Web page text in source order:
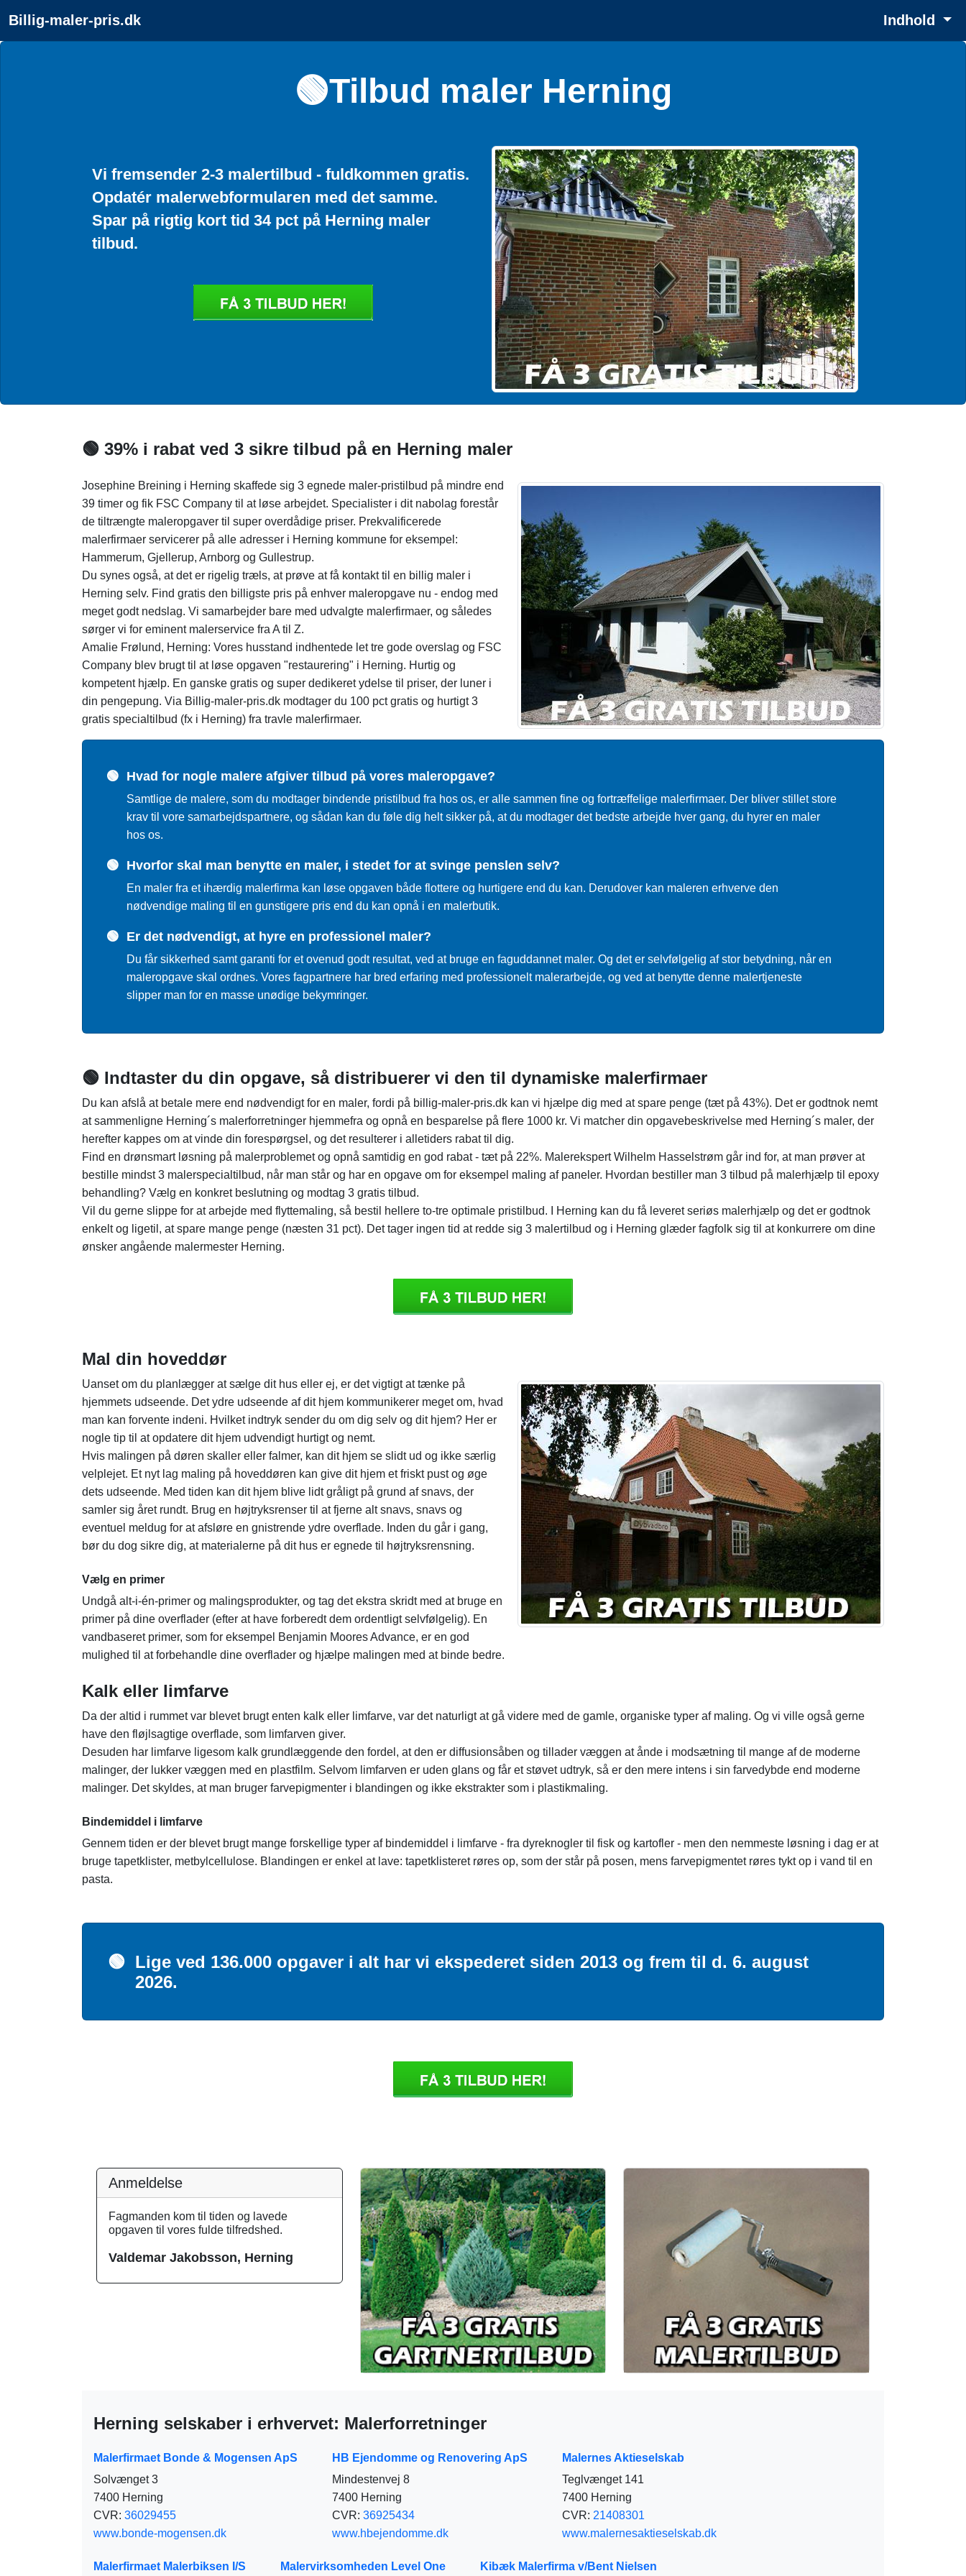
Billig-maler-pris.dk Indhold
🟢Tilbud maler Herning
Vi fremsender 2-3 malertilbud - fuldkommen gratis.
Opdatér malerwebformularen med det samme.
Spar på rigtig kort tid 34 pct på Herning maler
tilbud.
🟢 39% i rabat ved 3 sikre tilbud på en Herning maler
Josephine Breining i Herning skaffede sig 3 egnede maler-pristilbud på mindre end
39 timer og fik FSC Company til at løse arbejdet. Specialister i dit nabolag forestår
de tiltrængte maleropgaver til super overdådige priser. Prekvalificerede
malerfirmaer servicerer på alle adresser i Herning kommune for eksempel:
Hammerum, Gjellerup, Arnborg og Gullestrup.
Du synes også, at det er rigelig træls, at prøve at få kontakt til en billig maler i
Herning selv. Find gratis den billigste pris på enhver maleropgave nu - endog med
meget godt nedslag. Vi samarbejder bare med udvalgte malerfirmaer, og således
sørger vi for eminent malerservice fra A til Z.
Amalie Frølund, Herning: Vores husstand indhentede let tre gode overslag og FSC
Company blev brugt til at løse opgaven "restaurering" i Herning. Hurtig og
kompetent hjælp. En ganske gratis og super dedikeret ydelse til priser, der luner i
din pengepung. Via Billig-maler-pris.dk modtager du 100 pct gratis og hurtigt 3
gratis specialtilbud (fx i Herning) fra travle malerfirmaer.
🟢 Hvad for nogle malere afgiver tilbud på vores maleropgave?
Samtlige de malere, som du modtager bindende pristilbud fra hos os, er alle sammen fine og fortræffelige malerfirmaer. Der bliver stillet store
krav til vore samarbejdspartnere, og sådan kan du føle dig helt sikker på, at du modtager det bedste arbejde hver gang, du hyrer en maler
hos os.
🟢 Hvorfor skal man benytte en maler, i stedet for at svinge penslen selv?
En maler fra et ihærdig malerfirma kan løse opgaven både flottere og hurtigere end du kan. Derudover kan maleren erhverve den
nødvendige maling til en gunstigere pris end du kan opnå i en malerbutik.
🟢 Er det nødvendigt, at hyre en professionel maler?
Du får sikkerhed samt garanti for et ovenud godt resultat, ved at bruge en faguddannet maler. Og det er selvfølgelig af stor betydning, når en
maleropgave skal ordnes. Vores fagpartnere har bred erfaring med professionelt malerarbejde, og ved at benytte denne malertjeneste
slipper man for en masse unødige bekymringer.
🟢 Indtaster du din opgave, så distribuerer vi den til dynamiske malerfirmaer
Du kan afslå at betale mere end nødvendigt for en maler, fordi på billig-maler-pris.dk kan vi hjælpe dig med at spare penge (tæt på 43%). Det er godtnok nemt
at sammenligne Herning´s malerforretninger hjemmefra og opnå en besparelse på flere 1000 kr. Vi matcher din opgavebeskrivelse med Herning´s maler, der
herefter kappes om at vinde din forespørgsel, og det resulterer i alletiders rabat til dig.
Find en drønsmart løsning på malerproblemet og opnå samtidig en god rabat - tæt på 22%. Malerekspert Wilhelm Hasselstrøm går ind for, at man prøver at
bestille mindst 3 malerspecialtilbud, når man står og har en opgave om for eksempel maling af paneler. Hvordan bestiller man 3 tilbud på malerhjælp til epoxy
behandling? Vælg en konkret beslutning og modtag 3 gratis tilbud.
Vil du gerne slippe for at arbejde med flyttemaling, så bestil hellere to-tre optimale pristilbud. I Herning kan du få leveret seriøs malerhjælp og det er godtnok
enkelt og ligetil, at spare mange penge (næsten 31 pct). Det tager ingen tid at redde sig 3 malertilbud og i Herning glæder fagfolk sig til at konkurrere om dine
ønsker angående malermester Herning.
Mal din hoveddør
Uanset om du planlægger at sælge dit hus eller ej, er det vigtigt at tænke på
hjemmets udseende. Det ydre udseende af dit hjem kommunikerer meget om, hvad
man kan forvente indeni. Hvilket indtryk sender du om dig selv og dit hjem? Her er
nogle tip til at opdatere dit hjem udvendigt hurtigt og nemt.
Hvis malingen på døren skaller eller falmer, kan dit hjem se slidt ud og ikke særlig
velplejet. Et nyt lag maling på hoveddøren kan give dit hjem et friskt pust og øge
dets udseende. Med tiden kan dit hjem blive lidt gråligt på grund af snavs, der
samler sig året rundt. Brug en højtryksrenser til at fjerne alt snavs, snavs og
eventuel meldug for at afsløre en gnistrende ydre overflade. Inden du går i gang,
bør du dog sikre dig, at materialerne på dit hus er egnede til højtryksrensning.
Vælg en primer
Undgå alt-i-én-primer og malingsprodukter, og tag det ekstra skridt med at bruge en
primer på dine overflader (efter at have forberedt dem ordentligt selvfølgelig). En
vandbaseret primer, som for eksempel Benjamin Moores Advance, er en god
mulighed til at forbehandle dine overflader og hjælpe malingen med at binde bedre.
Kalk eller limfarve
Da der altid i rummet var blevet brugt enten kalk eller limfarve, var det naturligt at gå videre med de gamle, organiske typer af maling. Og vi ville også gerne
have den fløjlsagtige overflade, som limfarven giver.
Desuden har limfarve ligesom kalk grundlæggende den fordel, at den er diffusionsåben og tillader væggen at ånde i modsætning til mange af de moderne
malinger, der lukker væggen med en plastfilm. Selvom limfarven er uden glans og får et støvet udtryk, så er den mere intens i sin farvedybde end moderne
malinger. Det skyldes, at man bruger farvepigmenter i blandingen og ikke ekstrakter som i plastikmaling.
Bindemiddel i limfarve
Gennem tiden er der blevet brugt mange forskellige typer af bindemiddel i limfarve - fra dyreknogler til fisk og kartofler - men den nemmeste løsning i dag er at
bruge tapetklister, metbylcellulose. Blandingen er enkel at lave: tapetklisteret røres op, som der står på posen, mens farvepigmentet røres tykt op i vand til en
pasta.
🟢 Lige ved 136.000 opgaver i alt har vi ekspederet siden 2013 og frem til d. 6. august
2026.
Anmeldelse
Fagmanden kom til tiden og lavede
opgaven til vores fulde tilfredshed.
Valdemar Jakobsson, Herning
Herning selskaber i erhvervet: Malerforretninger
Malerfirmaet Bonde & Mogensen ApS
Solvænget 3
7400 Herning
CVR: 36029455
www.bonde-mogensen.dk
HB Ejendomme og Renovering ApS
Mindestenvej 8
7400 Herning
CVR: 36925434
www.hbejendomme.dk
Malernes Aktieselskab
Teglvænget 141
7400 Herning
CVR: 21408301
www.malernesaktieselskab.dk
Malerfirmaet Malerbiksen I/S Malervirksomheden Level One Kibæk Malerfirma v/Bent Nielsen